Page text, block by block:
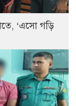
‘এসো গড়ি